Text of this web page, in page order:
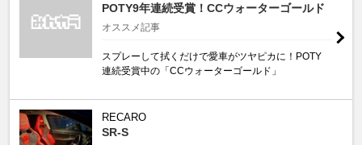
POTY9年連続受賞！CCウォーターゴールド
オススメ記事
スプレーして拭くだけで愛車がツヤピカに！POTY
連続受賞中の「CCウォーターゴールド」
RECARO
SR-S